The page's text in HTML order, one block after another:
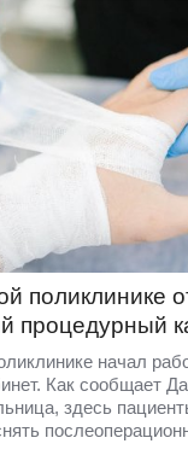
поликлинике
процедурный
начал
Как сообщает
здесь